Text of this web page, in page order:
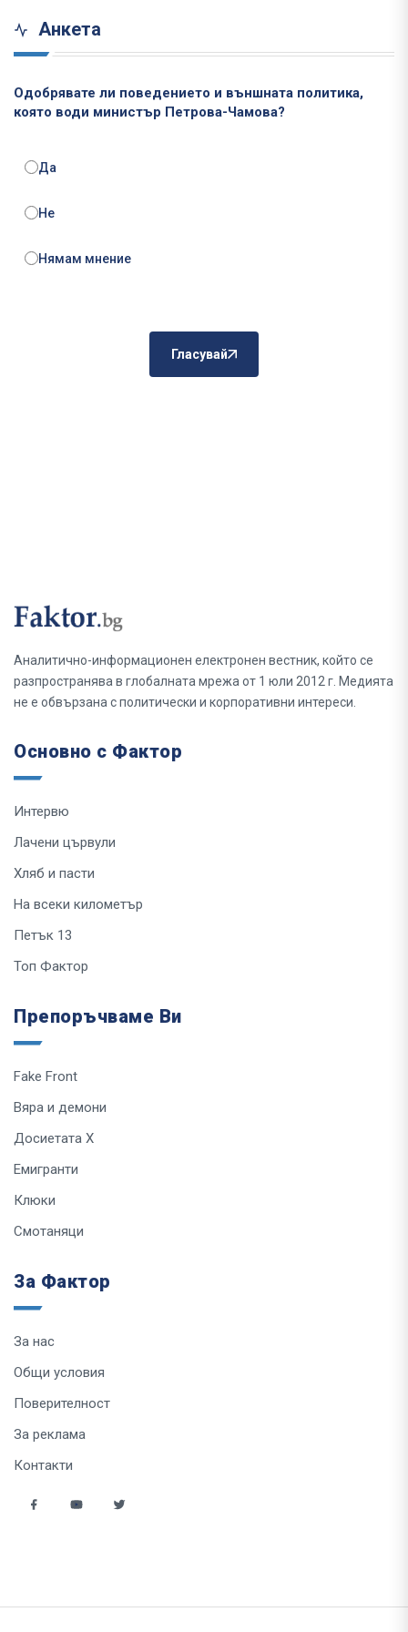
Анкета
Одобрявате ли поведението и външната политика,
която води министър Петрова-Чамова?
Да
Не
Нямам мнение
Гласувай
Аналитично-информационен електронен вестник, който се
разпространява в глобалната мрежа от 1 юли 2012 г. Медията
не е обвързана с политически и корпоративни интереси.
Основно с Фактор
Интервю
Лачени цървули
Хляб и пасти
На всеки километър
Петък 13
Топ Фактор
Препоръчваме Ви
Fake Front
Вяра и демони
Досиетата Х
Емигранти
Клюки
Смотаняци
За Фактор
За нас
Общи условия
Поверителност
За реклама
Контакти